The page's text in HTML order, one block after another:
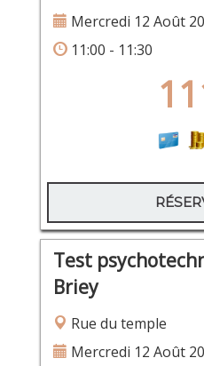
Mercredi 12 Août
11:00 - 11:30
Test
Briey
Rue du temple
Mercredi 12 Août